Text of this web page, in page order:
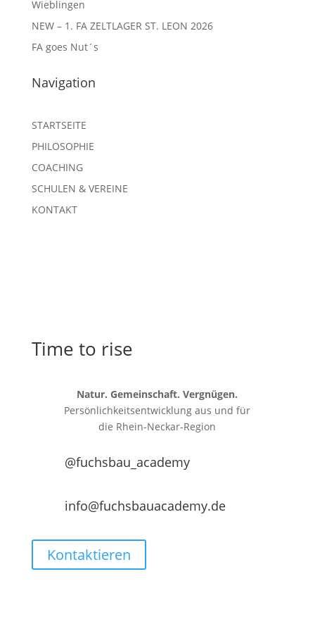
Wieblingen
NEW – 1. FA ZELTLAGER ST. LEON 2026
FA goes Nut´s
Navigation
STARTSEITE
PHILOSOPHIE
COACHING
SCHULEN & VEREINE
KONTAKT
Time to rise
Natur. Gemeinschaft. Vergnügen.
Persönlichkeitsentwicklung aus und für
die Rhein-Neckar-Region
@fuchsbau_academy
info@fuchsbauacademy.de
Kontaktieren